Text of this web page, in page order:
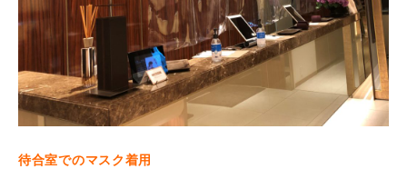
待合室でのマスク着用